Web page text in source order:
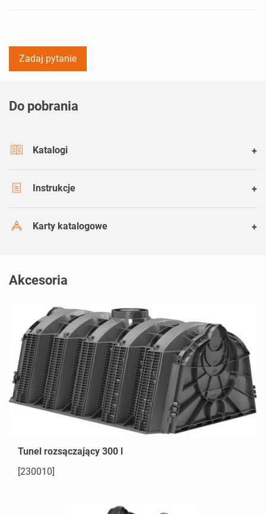
Zadaj pytanie
Do pobrania
Katalogi
Instrukcje
Karty katalogowe
Akcesoria
Tunel rozsączający 300 l
[230010]